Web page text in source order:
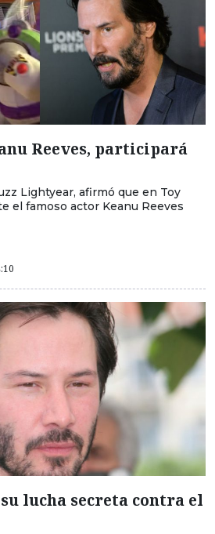
Reeves, participará
Lightyear, afirmó que en Toy
el famoso actor Keanu Reeves
lucha secreta contra el